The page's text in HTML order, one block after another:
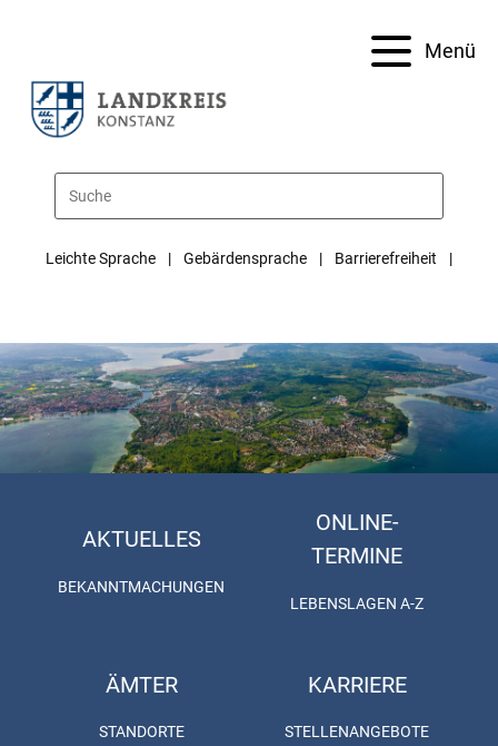
Menü
Leichte Sprache Gebärdensprache Barrierefreiheit
AKTUELLES
BEKANNTMACHUNGEN
ONLINE-
TERMINE
LEBENSLAGEN A-Z
ÄMTER
STANDORTE
KARRIERE
STELLENANGEBOTE